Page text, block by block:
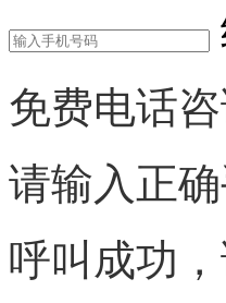
免费电话
请输入正
呼叫成功